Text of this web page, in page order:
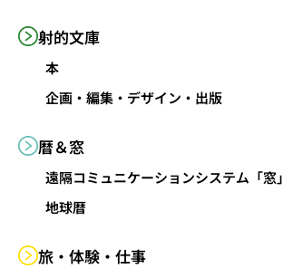
射的文庫
本
企画・編集・デザイン・出版
暦＆窓
遠隔コミュニケーションシステム「窓」
地球暦
旅・体験・仕事